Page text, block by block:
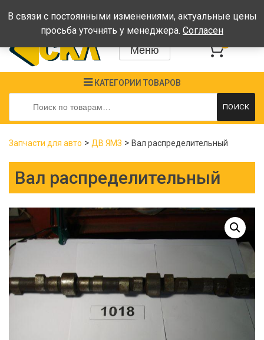
Время работы: Пн-Пт: 08:00-17:00, Сб-Вс - выходные
Меню
КАТЕГОРИИ ТОВАРОВ
Искать:
ПОИСК
Запчасти для авто > ДВ ЯМЗ > Вал распределительный
Вал распределительный
В связи с постоянными изменениями, актуальные цены
просьба уточнять у менеджера. Согласен